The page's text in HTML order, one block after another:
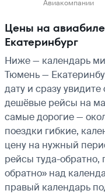
Авиакомпании
Цены на
Екатеринбург
Ниже — календарь
Тюмень —
дату и сразу
дешёвые рейсы на
самые дорогие —
поездки гибкие,
цену на нужный
рейсы туда-обратно,
обратно» над
правый календарь